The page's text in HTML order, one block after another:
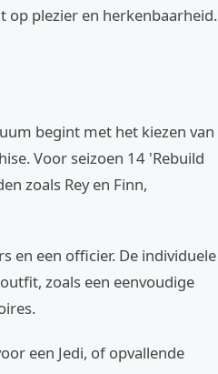
op plezier en herkenbaarheid.
begint met het kiezen van
Voor seizoen 14 'Rebuild
zoals Rey en Finn,
en een officier. De individuele
zoals een eenvoudige
een Jedi, of opvallende